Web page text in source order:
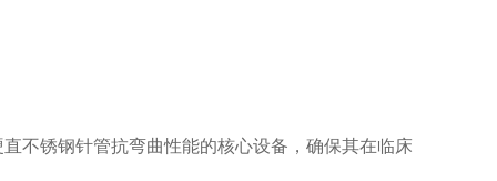
不锈钢针管抗弯曲性能的核心设备，确保其在临床